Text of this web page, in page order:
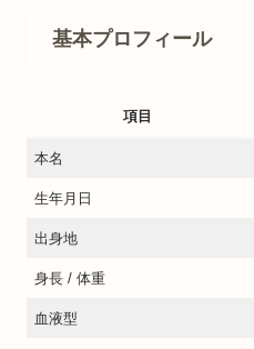
基本プロフィール
項目
本名
生年月日
出身地
身長 / 体重
血液型